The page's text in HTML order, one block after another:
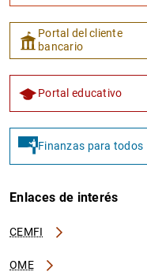
Portal del cliente
bancario
Portal educativo
Finanzas para todos
Enlaces de interés
CEMFI
OME